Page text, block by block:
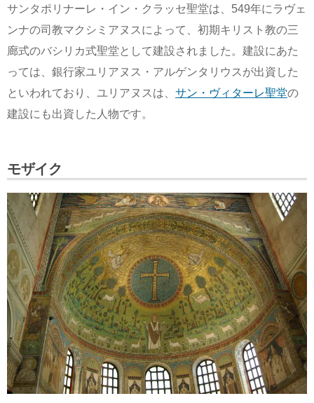
サンタポリナーレ・イン・クラッセ聖堂は、549年にラヴェ
ンナの司教マクシミアヌスによって、初期キリスト教の三
廊式のバシリカ式聖堂として建設されました。建設にあた
っては、銀行家ユリアヌス・アルゲンタリウスが出資した
といわれており、ユリアヌスは、 サン・ヴィターレ聖堂の
建設にも出資した人物です。
モザイク